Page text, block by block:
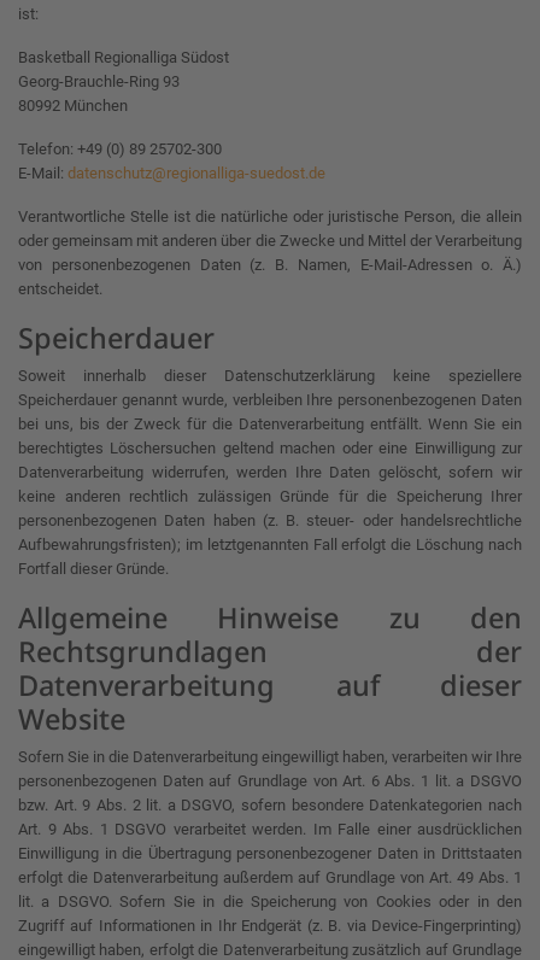
ist:
Basketball Regionalliga Südost
Georg-Brauchle-Ring 93
80992 München
Telefon: +49 (0) 89 25702-300
E-Mail: datenschutz@regionalliga-suedost.de
Verantwortliche Stelle ist die natürliche oder juristische Person, die allein
oder gemeinsam mit anderen über die Zwecke und Mittel der Verarbeitung
von personenbezogenen Daten (z. B. Namen, E-Mail-Adressen o. Ä.)
entscheidet.
Speicherdauer
Soweit innerhalb dieser Datenschutzerklärung keine speziellere
Speicherdauer genannt wurde, verbleiben Ihre personenbezogenen Daten
bei uns, bis der Zweck für die Datenverarbeitung entfällt. Wenn Sie ein
berechtigtes Löschersuchen geltend machen oder eine Einwilligung zur
Datenverarbeitung widerrufen, werden Ihre Daten gelöscht, sofern wir
keine anderen rechtlich zulässigen Gründe für die Speicherung Ihrer
personenbezogenen Daten haben (z. B. steuer- oder handelsrechtliche
Aufbewahrungsfristen); im letztgenannten Fall erfolgt die Löschung nach
Fortfall dieser Gründe.
Allgemeine Hinweise zu den
Rechtsgrundlagen der
Datenverarbeitung auf dieser
Website
Sofern Sie in die Datenverarbeitung eingewilligt haben, verarbeiten wir Ihre
personenbezogenen Daten auf Grundlage von Art. 6 Abs. 1 lit. a DSGVO
bzw. Art. 9 Abs. 2 lit. a DSGVO, sofern besondere Datenkategorien nach
Art. 9 Abs. 1 DSGVO verarbeitet werden. Im Falle einer ausdrücklichen
Einwilligung in die Übertragung personenbezogener Daten in Drittstaaten
erfolgt die Datenverarbeitung außerdem auf Grundlage von Art. 49 Abs. 1
lit. a DSGVO. Sofern Sie in die Speicherung von Cookies oder in den
Zugriff auf Informationen in Ihr Endgerät (z. B. via Device-Fingerprinting)
eingewilligt haben, erfolgt die Datenverarbeitung zusätzlich auf Grundlage